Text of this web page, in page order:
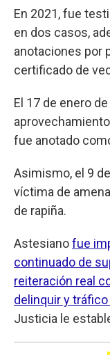
En 2021, fue
en dos casos,
anotaciones por
certificado de
El 17 de enero
fue anotado
Asimismo, el 9
víctima de
de rapiña.
Astesianofue
continuado de
reiteración real
delinquir y
Justicia le